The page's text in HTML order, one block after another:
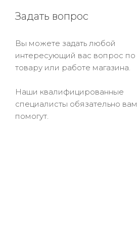
Задать вопрос
Вы можете задать любой
интересующий вас вопрос по
товару или работе магазина.
Наши квалифицированные
специалисты обязательно вам
помогут.